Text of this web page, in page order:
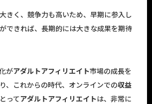
きく、競争力も高いため、早期に参入し
できれば、長期的には大きな成果を期待
がアダルトアフィリエイト市場の成長を
、これからの時代、オンラインでの収益
ってアダルトアフィリエイトは、非常に